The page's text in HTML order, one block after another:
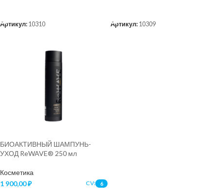
Артикул: 10310 Артикул: 10309
БИОАКТИВНЫЙ ШАМПУНЬ-
УХОД ReWAVE® 250 мл
Косметика
1 900,00₽ CV: 6